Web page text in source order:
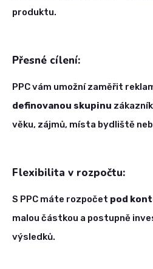
produktu.
Přesné cílení:
PPC vám umožní zaměřit
definovanou skupinu
věku, zájmů, místa bydliště
Flexibilita v rozpočtu:
S PPC máte rozpočet pod
malou částkou a postupně
výsledků.